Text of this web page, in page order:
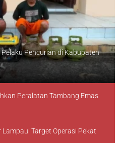
Pencurian di Kabupaten
Peralatan Tambang Emas
Target Operasi Pekat